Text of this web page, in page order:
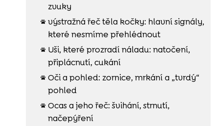
zvuky
 výstražná řeč těla kočky: hlavní signály,
které nesmíme přehlédnout

Uši, které prozradí náladu: natočení,
připlácnutí, cukání
 Oči a pohled: zornice, mrkání a „tvrdý“
pohled
 Ocas a jeho řeč: švihání, strnutí,
načepýření